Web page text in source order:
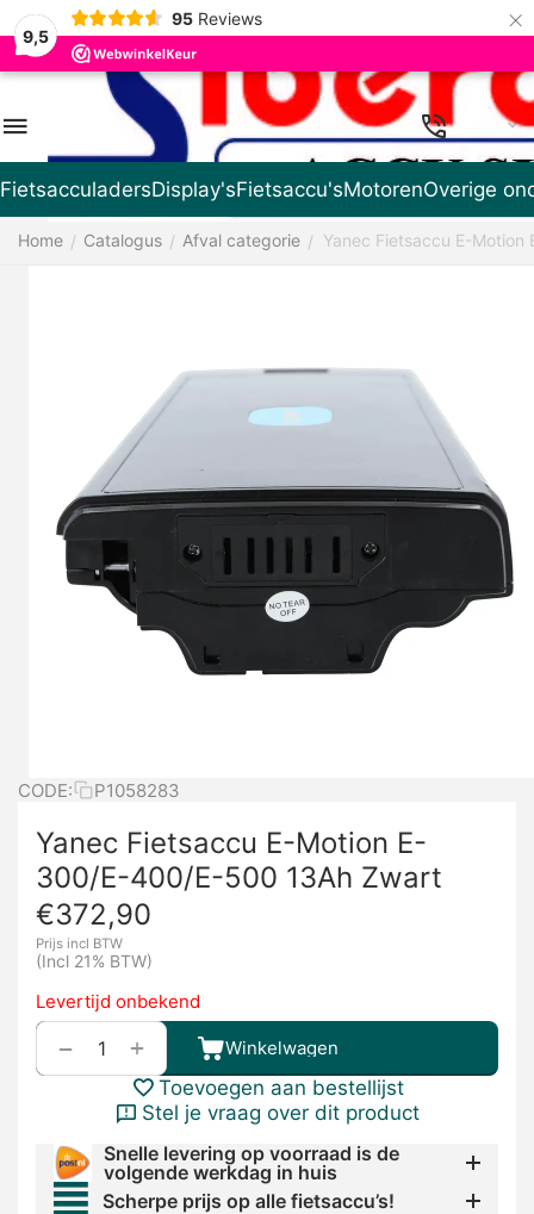
9,5
95 Reviews ×
NL
FietsacculadersDisplay'sFietsaccu'sMotorenOverige
Home / Catalogus / Afval categorie / Yanec Fietsaccu E-
CODE: P1058283
Yanec Fietsaccu E-Motion E-
300/E-400/E-500 13Ah Zwart
€372,90
Prijs incl BTW
(Incl 21% BTW)
Levertijd onbekend
+
− Winkelwagen
Toevoegen aan bestellijst
Stel je vraag over dit product
Snelle levering op voorraad is de
volgende werkdag in huis
Scherpe prijs op alle fietsaccu’s!